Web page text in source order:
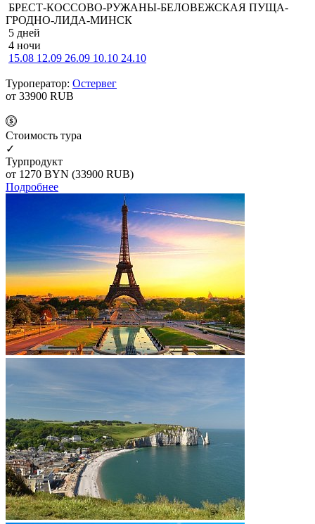
БРЕСТ-КОССОВО-РУЖАНЫ-БЕЛОВЕЖСКАЯ ПУЩА-
ГРОДНО-ЛИДА-МИНСК
5 дней
4 ночи
15.08 12.09 26.09 10.10 24.10
Туроператор: Остервег
от 33900 RUB
Cтоимость тура
✓
Турпродукт
от 1270 BYN (33900 RUB)
Подробнее